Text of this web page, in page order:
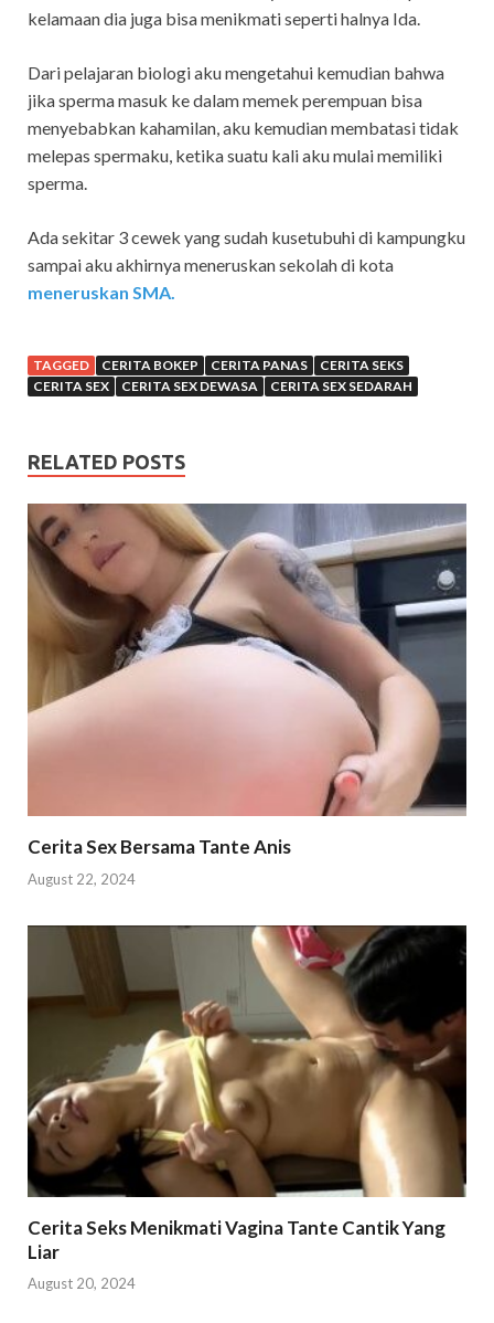
kelamaan dia juga bisa menikmati seperti halnya Ida.
Dari pelajaran biologi aku mengetahui kemudian bahwa
jika sperma masuk ke dalam memek perempuan bisa
menyebabkan kahamilan, aku kemudian membatasi tidak
melepas spermaku, ketika suatu kali aku mulai memiliki
sperma.
Ada sekitar 3 cewek yang sudah kusetubuhi di kampungku
sampai aku akhirnya meneruskan sekolah di kota
meneruskan SMA.
TAGGED CERITA BOKEP CERITA PANAS
CERITA SEKS
CERITA SEX
CERITA SEX DEWASA CERITA SEX SEDARAH
RELATED POSTS
Cerita Sex Bersama Tante Anis
August 22, 2024
Cerita Seks Menikmati Vagina Tante Cantik Yang
Liar
August 20, 2024